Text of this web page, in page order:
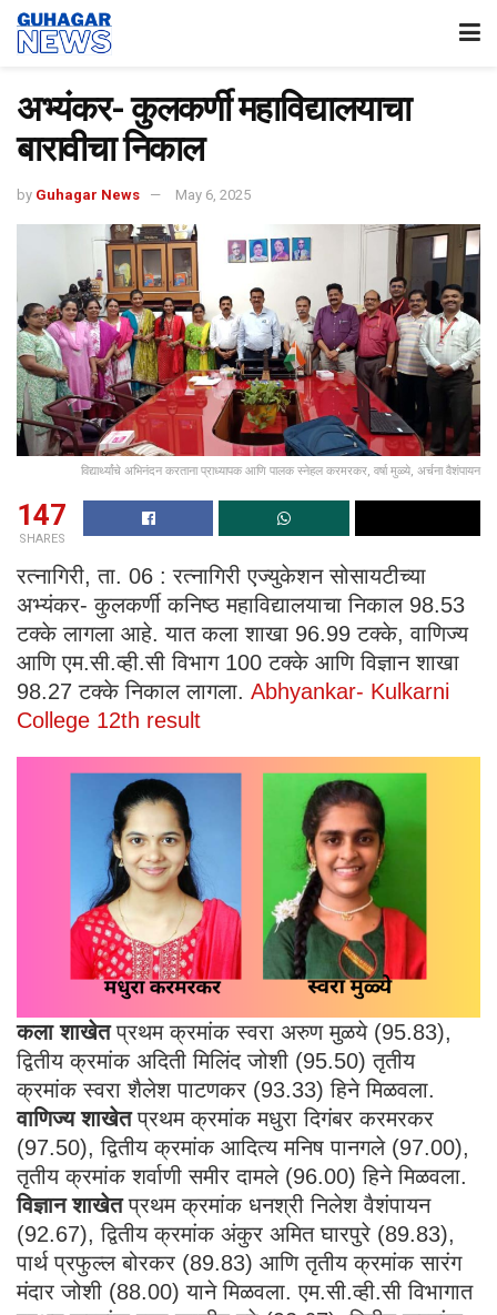
अभ्यंकर- कुलकर्णी महाविद्यालयाचा
बारावीचा निकाल
by Guhagar News May 6, 2025
विद्यार्थ्यांचे अभिनंदन करताना प्राध्यापक आणि पालक स्नेहल करमरकर, वर्षा मुळ्ये, अर्चना वैशंपायन
147
SHARES
रत्नागिरी, ता. 06 : रत्नागिरी एज्युकेशन सोसायटीच्या
अभ्यंकर- कुलकर्णी कनिष्ठ महाविद्यालयाचा निकाल 98.53
टक्के लागला आहे. यात कला शाखा 96.99 टक्के, वाणिज्य
आणि एम.सी.व्ही.सी विभाग 100 टक्के आणि विज्ञान शाखा
98.27 टक्के निकाल लागला. Abhyankar- Kulkarni
College 12th result
कला शाखेतप्रथम क्रमांक स्वरा अरुण मुळये (95.83),
द्वितीय क्रमांक अदिती मिलिंद जोशी (95.50) तृतीय
क्रमांक स्वरा शैलेश पाटणकर (93.33) हिने मिळवला.
वाणिज्य शाखेतप्रथम क्रमांक मधुरा दिगंबर करमरकर
(97.50), द्वितीय क्रमांक आदित्य मनिष पानगले (97.00),
तृतीय क्रमांक शर्वाणी समीर दामले (96.00) हिने मिळवला.
विज्ञान शाखेतप्रथम क्रमांक धनश्री निलेश वैशंपायन
(92.67), द्वितीय क्रमांक अंकुर अमित घारपुरे (89.83),
पार्थ प्रफुल्ल बोरकर (89.83) आणि तृतीय क्रमांक सारंग
मंदार जोशी (88.00) याने मिळवला. एम.सी.व्ही.सी विभागात